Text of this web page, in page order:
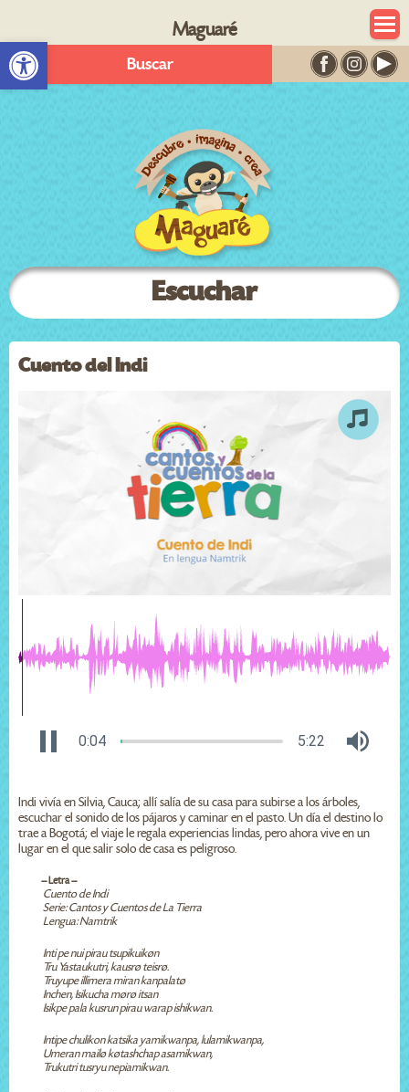
Abrir barra de herramientas
Maguaré
Buscar
Escuchar
Cuento del Indi
0:04 5:22
Indi vivía en Silvia, Cauca; allí salía de su casa para subirse a los árboles,
escuchar el sonido de los pájaros y caminar en el pasto. Un día el destino lo
trae a Bogotá; el viaje le regala experiencias lindas, pero ahora vive en un
lugar en el que salir solo de casa es peligroso.
-- Letra --
Cuento de Indi
Serie: Cantos y Cuentos de La Tierra
Lengua: Namtrik
Inti pe nui pirau tsupikuikøn
Tru Yastaukutri, kausrø teisrø.
Truyupe illimera miran kanpalatø
Inchen, Isikucha mørø itsan
Isikpe pala kusrun pirau warap ishikwan.
Intipe chulikon katsika yamikwanpa, lulamikwanpa,
Umeran mailø køtashchap asamikwan,
Trukutri tusryu nepiamikwan.